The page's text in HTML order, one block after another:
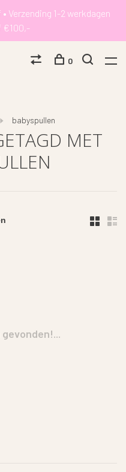
Verzending 1-2 werkdagen
€100,-
0
babyspullen
MET